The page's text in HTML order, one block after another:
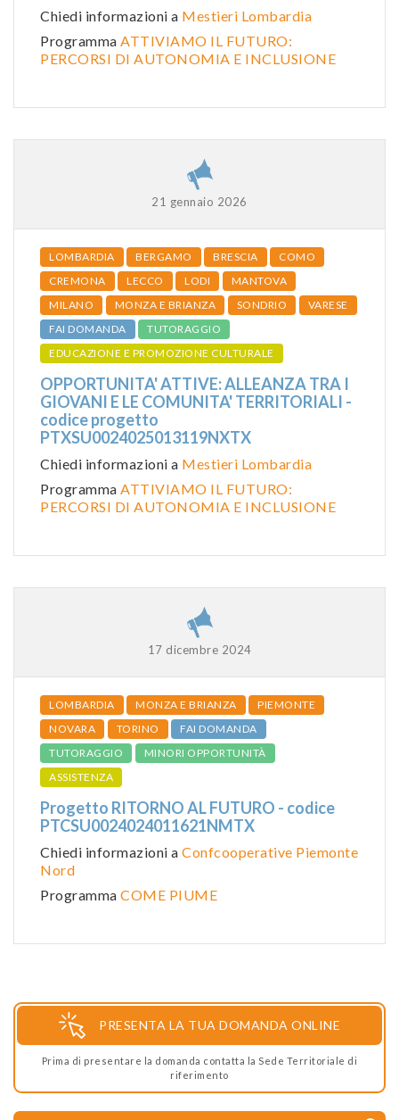
Chiedi informazioni a Mestieri Lombardia
Programma ATTIVIAMO IL FUTURO:
PERCORSI DI AUTONOMIA E INCLUSIONE
21 gennaio 2026
LOMBARDIA BERGAMO BRESCIA
COMO
CREMONA
LECCO LODI
MANTOVA
MILANO
MONZA E BRIANZA SONDRIO
VARESE
FAI DOMANDA
TUTORAGGIO
EDUCAZIONE E PROMOZIONE CULTURALE
OPPORTUNITA' ATTIVE: ALLEANZA TRA I
GIOVANI E LE COMUNITA' TERRITORIALI -
codice progetto
PTXSU0024025013119NXTX
Chiedi informazioni a Mestieri Lombardia
Programma ATTIVIAMO IL FUTURO:
PERCORSI DI AUTONOMIA E INCLUSIONE
17 dicembre 2024
LOMBARDIA MONZA E BRIANZA
PIEMONTE
NOVARA
TORINO
FAI DOMANDA
TUTORAGGIO
MINORI OPPORTUNITÀ
ASSISTENZA
Progetto RITORNO AL FUTURO - codice
PTCSU0024024011621NMTX
Chiedi informazioni a Confcooperative Piemonte
Nord
Programma COME PIUME
PRESENTA LA TUA DOMANDA ONLINE
Prima di presentare la domanda contatta la Sede Territoriale di
riferimento